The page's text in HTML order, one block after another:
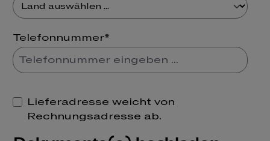
Telefonnummer*
Lieferadresse weicht von
Rechnungsadresse ab.